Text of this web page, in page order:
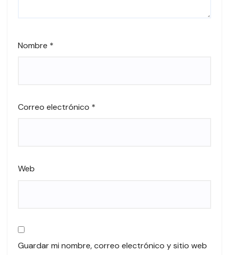
Nombre *
Correo electrónico *
Web
Guardar mi nombre, correo electrónico y sitio web